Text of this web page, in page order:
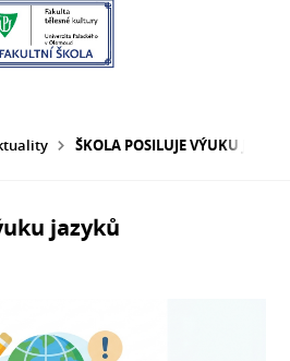
ŠKOLA POSILUJE VÝUKU
jazyků